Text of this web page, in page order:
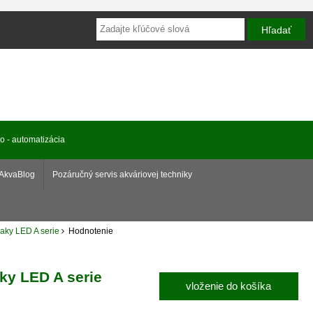
- automatizácia
Pozáručný servis akváriovej techniky
LED A serie Hodnotenie
LED A serie
vloženie do košíka